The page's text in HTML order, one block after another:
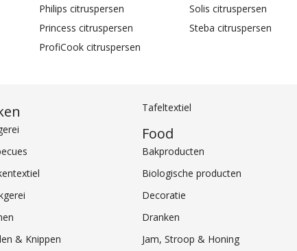
Philips citruspersen
Princess citruspersen
ProfiCook citruspersen
Solis citruspersen
Steba citruspersen
& Knippen
Tafeltextiel
Food
Bakproducten
Biologische producten
Decoratie
Dranken
Jam, Stroop & Honing